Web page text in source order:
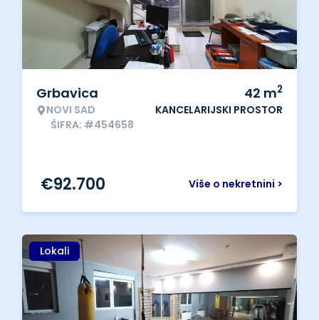
Grbavica
NOVI SAD
ŠIFRA: #454658
42 m2
KANCELARIJSKI PROSTOR
Više o nekretnini >
€92.700
Lokali